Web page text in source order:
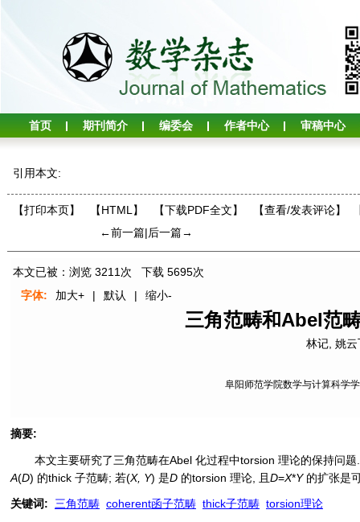
首页 期刊简介 编委会 作者中心 审稿中心
引用本文:
【打印本页】 【HTML】 【下载PDF全文】 【查看/发表评论】
←前一篇|后一篇→
本文已被：浏览 3211 次 下载 5695次
字体:
加大+ | 默认 | 缩小-
三角范畴和Abel范
林记, 姚云
阜阳师范学院数学与计算科学
摘要:
本文主要研究了三角范畴在Abel 化过程中torsion 理论的保持问
A(D) 的thick 子范畴; 若(X, Y) 是D 的torsion 理论, 且 D=X*Y的扩张是
关键词: 三角范畴 coherent函子范畴 thick子范畴 torsion理论